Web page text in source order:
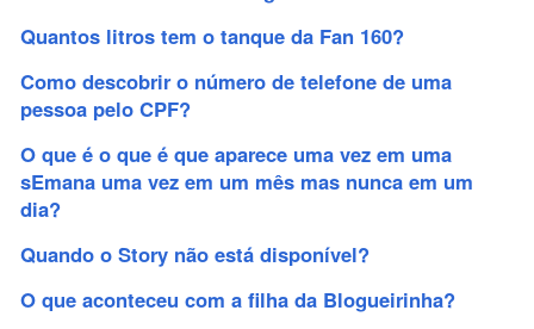
Quantos litros tem o tanque da Fan 160?
Como descobrir o número de telefone de uma
pessoa pelo CPF?
O que é o que é que aparece uma vez em uma
sEmana uma vez em um mês mas nunca em um
dia?
Quando o Story não está disponível?
O que aconteceu com a filha da Blogueirinha?